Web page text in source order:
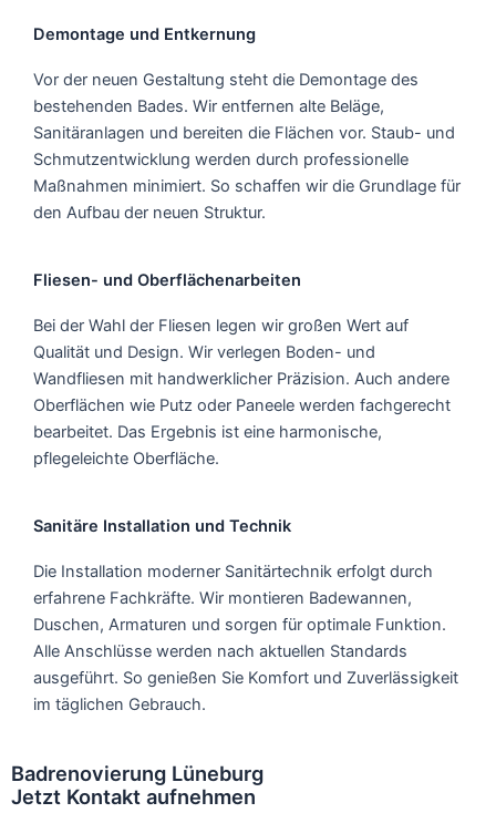
Demontage und Entkernung
Vor der neuen Gestaltung steht die Demontage des
bestehenden Bades. Wir entfernen alte Beläge,
Sanitäranlagen und bereiten die Flächen vor. Staub- und
Schmutzentwicklung werden durch professionelle
Maßnahmen minimiert. So schaffen wir die Grundlage für
den Aufbau der neuen Struktur.
Fliesen- und Oberflächenarbeiten
Bei der Wahl der Fliesen legen wir großen Wert auf
Qualität und Design. Wir verlegen Boden- und
Wandfliesen mit handwerklicher Präzision. Auch andere
Oberflächen wie Putz oder Paneele werden fachgerecht
bearbeitet. Das Ergebnis ist eine harmonische,
pflegeleichte Oberfläche.
Sanitäre Installation und Technik
Die Installation moderner Sanitärtechnik erfolgt durch
erfahrene Fachkräfte. Wir montieren Badewannen,
Duschen, Armaturen und sorgen für optimale Funktion.
Alle Anschlüsse werden nach aktuellen Standards
ausgeführt. So genießen Sie Komfort und Zuverlässigkeit
im täglichen Gebrauch.
Badrenovierung Lüneburg
Jetzt Kontakt aufnehmen